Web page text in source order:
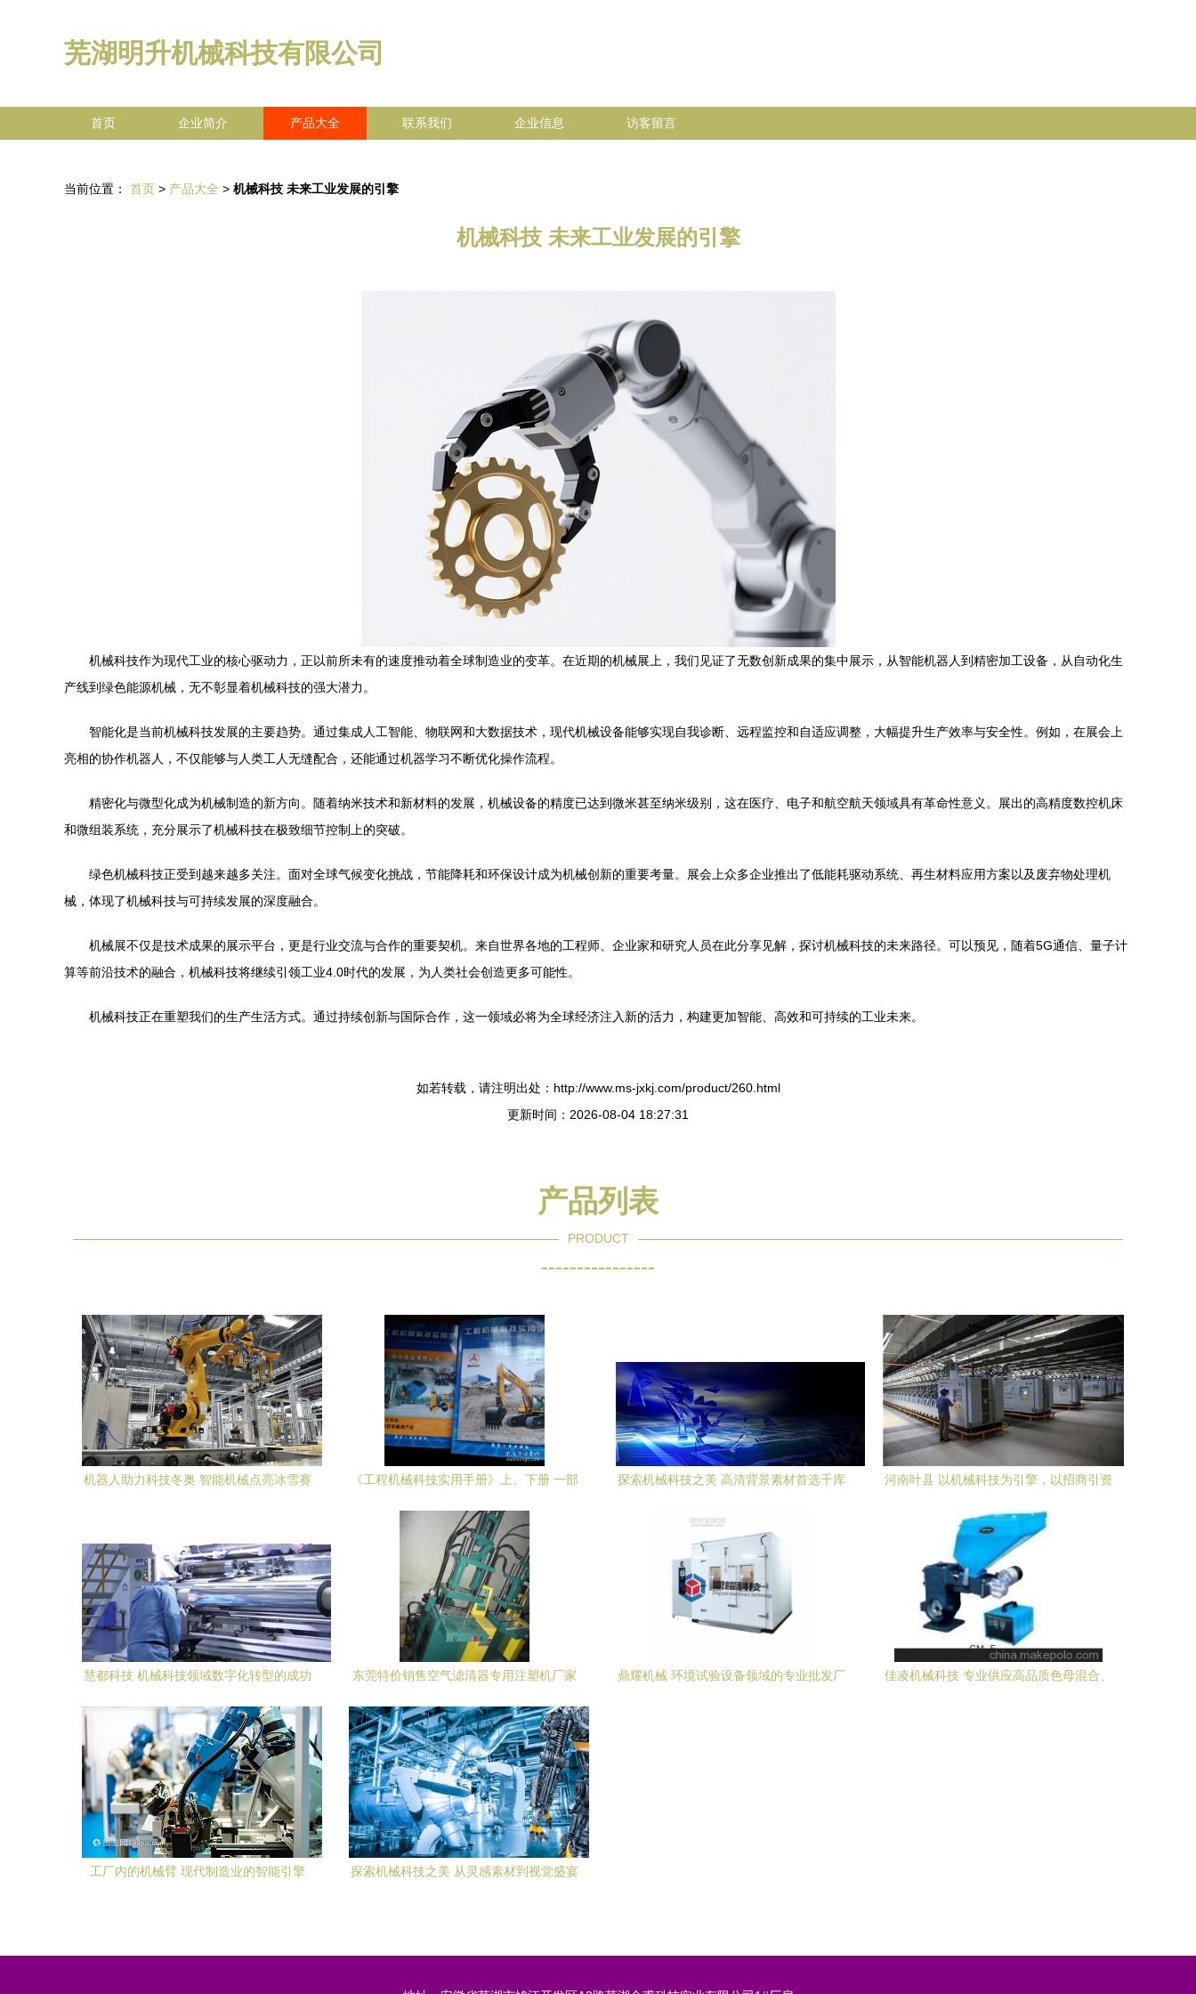
芜湖明升机械科技有限公司
首页 企业简介 产品大全 联系我们 企业信息 访客留言
当前位置： 首页 > 产品大全 > 机械科技 未来工业发展的引擎
机械科技 未来工业发展的引擎
机械科技作为现代工业的核心驱动力，正以前所未有的速度推动着全球制造业的变革。在近期的机械展上，我们见证了无数创新成果的集中展示，从智能机器人到精密加工设备，从自动化生
产线到绿色能源机械，无不彰显着机械科技的强大潜力。
智能化是当前机械科技发展的主要趋势。通过集成人工智能、物联网和大数据技术，现代机械设备能够实现自我诊断、远程监控和自适应调整，大幅提升生产效率与安全性。例如，在展会上
亮相的协作机器人，不仅能够与人类工人无缝配合，还能通过机器学习不断优化操作流程。
精密化与微型化成为机械制造的新方向。随着纳米技术和新材料的发展，机械设备的精度已达到微米甚至纳米级别，这在医疗、电子和航空航天领域具有革命性意义。展出的高精度数控机床
和微组装系统，充分展示了机械科技在极致细节控制上的突破。
绿色机械科技正受到越来越多关注。面对全球气候变化挑战，节能降耗和环保设计成为机械创新的重要考量。展会上众多企业推出了低能耗驱动系统、再生材料应用方案以及废弃物处理机
械，体现了机械科技与可持续发展的深度融合。
机械展不仅是技术成果的展示平台，更是行业交流与合作的重要契机。来自世界各地的工程师、企业家和研究人员在此分享见解，探讨机械科技的未来路径。可以预见，随着5G通信、量子计
算等前沿技术的融合，机械科技将继续引领工业4.0时代的发展，为人类社会创造更多可能性。
机械科技正在重塑我们的生产生活方式。通过持续创新与国际合作，这一领域必将为全球经济注入新的活力，构建更加智能、高效和可持续的工业未来。
如若转载，请注明出处：http://www.ms-jxkj.com/product/260.html
更新时间：2026-08-04 18:27:31
产品列表
PRODUCT
----------------
机器人助力科技冬奥 智能机械点亮冰雪赛
《工程机械科技实用手册》上、下册 一部
探索机械科技之美 高清背景素材首选千库
河南叶县 以机械科技为引擎，以招商引资
慧都科技 机械科技领域数字化转型的成功
东莞特价销售空气滤清器专用注塑机厂家
鼎耀机械 环境试验设备领域的专业批发厂
佳凌机械科技 专业供应高品质色母混合、
工厂内的机械臂 现代制造业的智能引擎 探索机械科技之美 从灵感素材到视觉盛宴